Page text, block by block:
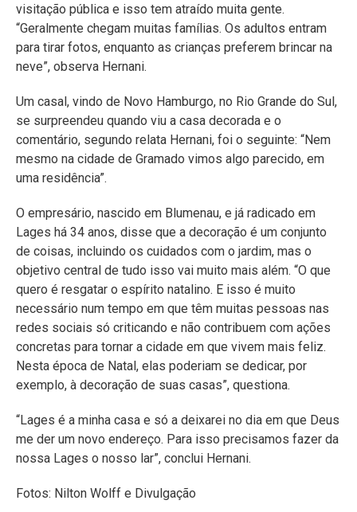
visitação pública e isso tem atraído muita gente.
“Geralmente chegam muitas famílias. Os adultos entram
para tirar fotos, enquanto as crianças preferem brincar na
neve”, observa Hernani.
Um casal, vindo de Novo Hamburgo, no Rio Grande do Sul,
se surpreendeu quando viu a casa decorada e o
comentário, segundo relata Hernani, foi o seguinte: “Nem
mesmo na cidade de Gramado vimos algo parecido, em
uma residência”.
O empresário, nascido em Blumenau, e já radicado em
Lages há 34 anos, disse que a decoração é um conjunto
de coisas, incluindo os cuidados com o jardim, mas o
objetivo central de tudo isso vai muito mais além. “O que
quero é resgatar o espírito natalino. E isso é muito
necessário num tempo em que têm muitas pessoas nas
redes sociais só criticando e não contribuem com ações
concretas para tornar a cidade em que vivem mais feliz.
Nesta época de Natal, elas poderiam se dedicar, por
exemplo, à decoração de suas casas”, questiona.
“Lages é a minha casa e só a deixarei no dia em que Deus
me der um novo endereço. Para isso precisamos fazer da
nossa Lages o nosso lar”, conclui Hernani.
Fotos: Nilton Wolff e Divulgação